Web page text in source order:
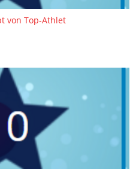
von Top-Athlet